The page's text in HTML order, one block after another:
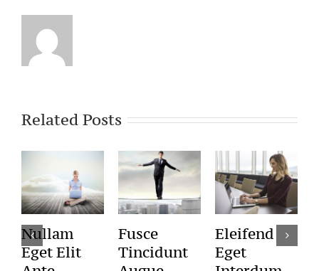
Related Posts
Nullam
Eget Elit
Fusce
Tincidunt
Eleifend
Eget